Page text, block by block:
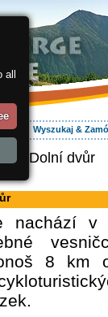
Wyszukaj &
Dolní dvůr
nachází v
8 km